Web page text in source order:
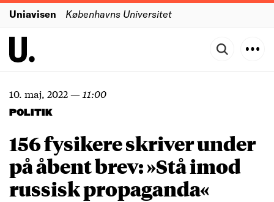
Uniavisen Københavns Universitet
10. maj, 2022— 11:00
POLITIK
156 fysikere skriver under
på åbent brev: »Stå imod
russisk propaganda«